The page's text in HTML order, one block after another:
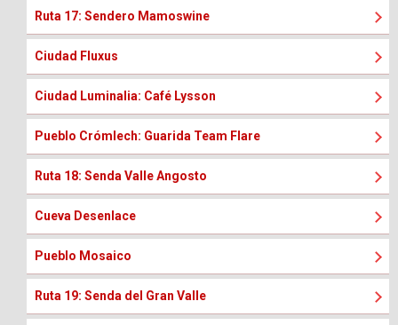
Ruta 17: Sendero Mamoswine
Ciudad Fluxus
Ciudad Luminalia: Café Lysson
Pueblo Crómlech: Guarida Team Flare
Ruta 18: Senda Valle Angosto
Cueva Desenlace
Pueblo Mosaico
Ruta 19: Senda del Gran Valle